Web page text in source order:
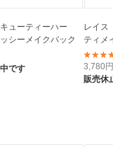
ューティーハー
シーメイクバック
です
レイス
ティメ
3,780円
販売休